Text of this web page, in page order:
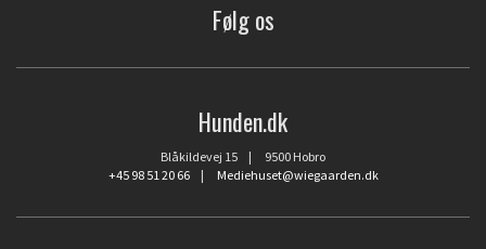
Følg os
Hunden.dk
Blåkildevej 15 | 9500 Hobro
+45 98 51 20 66| Mediehuset@wiegaarden.dk